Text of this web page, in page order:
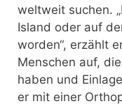
weltweit suchen.
Island oder auf
worden“, erzählt
Menschen auf,
haben und
er mit einer